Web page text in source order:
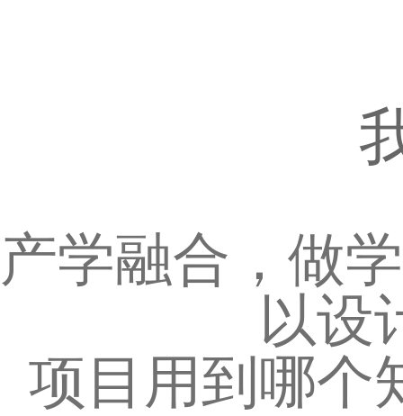
产学融合，做
以设
项目用到哪个